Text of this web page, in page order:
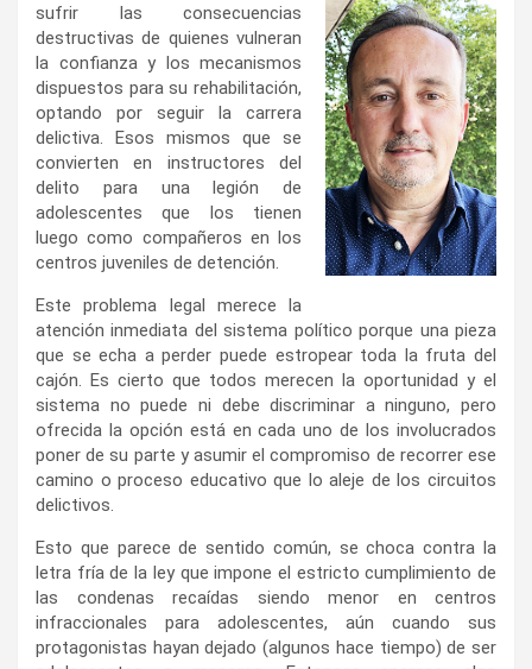
sufrir las consecuencias
destructivas de quienes vulneran
la confianza y los mecanismos
dispuestos para su rehabilitación,
optando por seguir la carrera
delictiva. Esos mismos que se
convierten en instructores del
delito para una legión de
adolescentes que los tienen
luego como compañeros en los
centros juveniles de detención.
Este problema legal merece la
atención inmediata del sistema político porque una pieza
que se echa a perder puede estropear toda la fruta del
cajón. Es cierto que todos merecen la oportunidad y el
sistema no puede ni debe discriminar a ninguno, pero
ofrecida la opción está en cada uno de los involucrados
poner de su parte y asumir el compromiso de recorrer ese
camino o proceso educativo que lo aleje de los circuitos
delictivos.
Esto que parece de sentido común, se choca contra la
letra fría de la ley que impone el estricto cumplimiento de
las condenas recaídas siendo menor en centros
infraccionales para adolescentes, aún cuando sus
protagonistas hayan dejado (algunos hace tiempo) de ser